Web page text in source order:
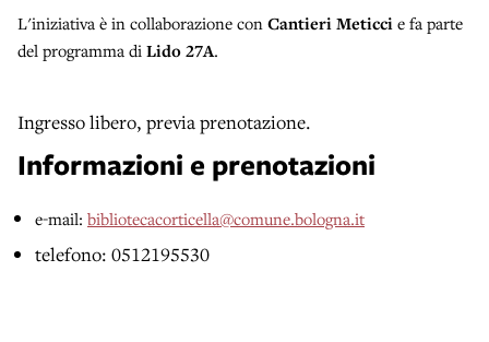
L'iniziativa è in collaborazione con Cantieri Meticci e fa parte
del programma di Lido 27A.
Ingresso libero, previa prenotazione.
Informazioni e prenotazioni
e-mail: bibliotecacorticella@comune.bologna.it
telefono: 0512195530